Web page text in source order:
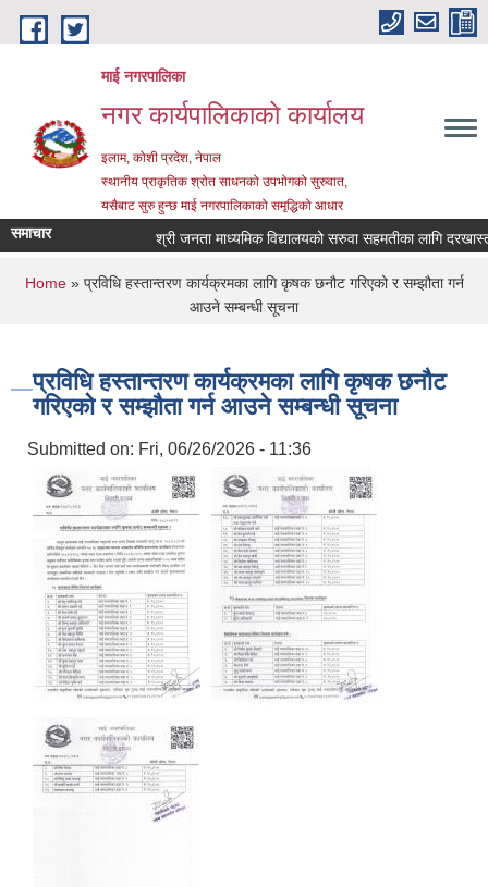
Skip to main content
माई नगरपालिका
नगर कार्यपालिकाको कार्यालय
इलाम, कोशी प्रदेश, नेपाल
स्थानीय प्राकृतिक श्रोत साधनको उपभोगको सुरुवात,
यसैबाट सुरु हुन्छ माई नगरपालिकाको समृद्धिको आधार
समाचार श्री जनता माध्यमिक विद्यालयको सरुवा सहमतीका लागि दरखास्त
You are here
Home» प्रविधि हस्तान्तरण कार्यक्रमका लागि कृषक छनौट गरिएको र सम्झौता गर्न
आउने सम्बन्धी सूचना
प्रविधि हस्तान्तरण कार्यक्रमका लागि कृषक छनौट
गरिएको र सम्झौता गर्न आउने सम्बन्धी सूचना
Submitted on: Fri, 06/26/2026 - 11:36